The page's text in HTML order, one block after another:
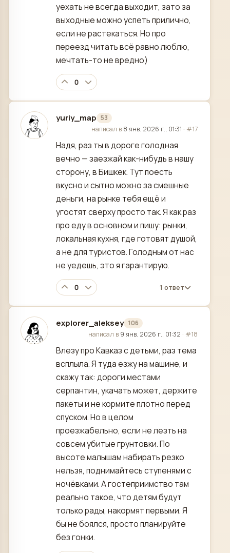
уехать не всегда выходит, зато за
выходные можно успеть прилично,
если не растекаться. Но про
переезд читать всё равно люблю,
мечтать-то не вредно)
0
yuriy_map 53
отредактировано
написал в 8 янв. 2026 г., 01:31 · #17
Надя, раз ты в дороге голодная
вечно — заезжай как-нибудь в нашу
сторону, в Бишкек. Тут поесть
вкусно и сытно можно за смешные
деньги, на рынке тебя ещё и
угостят сверху просто так. Я как раз
про еду в основном и пишу: рынки,
локальная кухня, где готовят душой,
а не для туристов. Голодным от нас
не уедешь, это я гарантирую.
0 1 ответ
explorer_aleksey 106
отредактировано
написал в 9 янв. 2026 г., 01:32 · #18
Влезу про Кавказ с детьми, раз тема
всплыла. Я туда езжу на машине, и
скажу так: дороги местами
серпантин, укачать может, держите
пакеты и не кормите плотно перед
спуском. Но в целом
проезжабельно, если не лезть на
совсем убитые грунтовки. По
высоте малышам набирать резко
нельзя, поднимайтесь ступенями с
ночёвками. А гостеприимство там
реально такое, что детям будут
только рады, накормят первыми. Я
бы не боялся, просто планируйте
без гонки.